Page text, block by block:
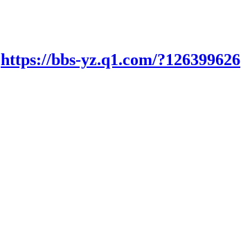
https://bbs-yz.q1.com/?126399626